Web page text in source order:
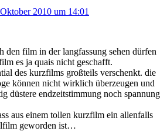
2010 um 14:01
den film in der langfassung sehen dürfen
es ja quais nicht geschafft.
des kurzfilms großteils verschenkt. die
können nicht wirklich überzeugen und
düstere endzeitstimmung noch spannung
aus einem tollen kurzfilm ein allenfalls
geworden ist…